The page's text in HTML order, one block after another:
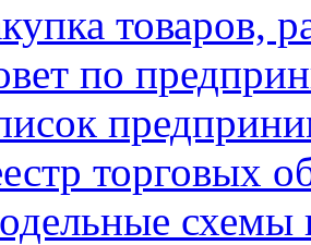
товаров,
по
торговых
схемы